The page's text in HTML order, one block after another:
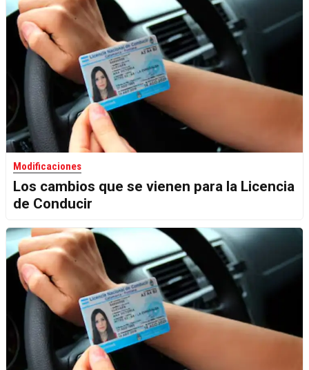
Modificaciones
Los cambios que se vienen para la Licencia
de Conducir